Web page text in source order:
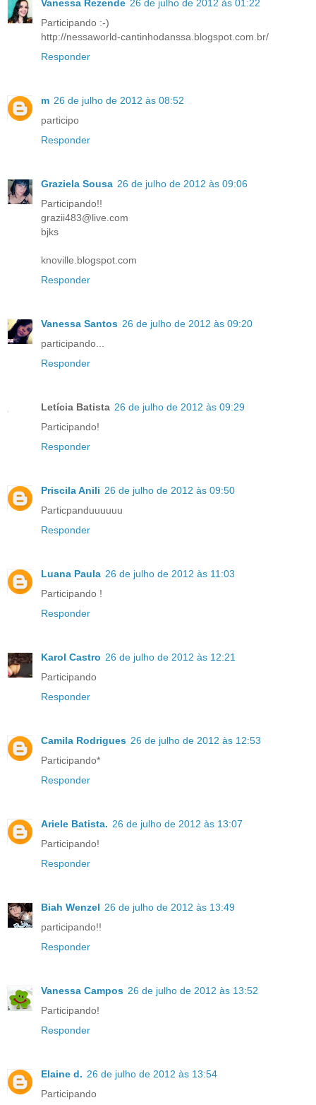
Vanessa Rezende 26 de julho de 2012 às 01:22
Participando :-)
http://nessaworld-cantinhodanssa.blogspot.com.br/
Responder
m 26 de julho de 2012 às 08:52
participo
Responder
Graziela Sousa 26 de julho de 2012 às 09:06
Participando!!
grazii483@live.com
bjks
knoville.blogspot.com
Responder
Vanessa Santos 26 de julho de 2012 às 09:20
participando...
Responder
Letícia Batista 26 de julho de 2012 às 09:29
Participando!
Responder
Priscila Anili 26 de julho de 2012 às 09:50
Particpanduuuuuu
Responder
Luana Paula 26 de julho de 2012 às 11:03
Participando !
Responder
Karol Castro 26 de julho de 2012 às 12:21
Participando
Responder
Camila Rodrigues 26 de julho de 2012 às 12:53
Participando*
Responder
Ariele Batista. 26 de julho de 2012 às 13:07
Participando!
Responder
Biah Wenzel 26 de julho de 2012 às 13:49
participando!!
Responder
Vanessa Campos 26 de julho de 2012 às 13:52
Participando!
Responder
Elaine d. 26 de julho de 2012 às 13:54
Participando